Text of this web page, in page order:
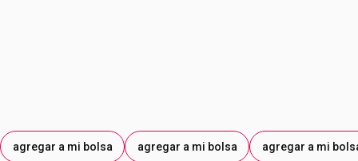
agregar a mi bolsa agregar a mi bolsa agregar a mi